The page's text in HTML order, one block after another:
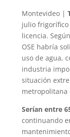
Montevideo |
julio frigorífico
licencia.
OSE habría
uso de agua,
industria
situación
metropolitana
Serían entre
continuando